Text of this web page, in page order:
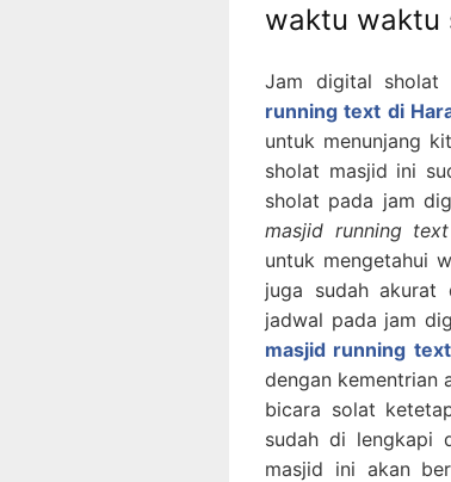
waktu waktu
Jam digital sholat
running text di
untuk menunjang
sholat masjid ini
sholat pada jam
masjid running
untuk mengetahui
juga sudah akurat
jadwal pada jam
masjid running
dengan kementrian
bicara solat
sudah di lengkapi
masjid ini akan